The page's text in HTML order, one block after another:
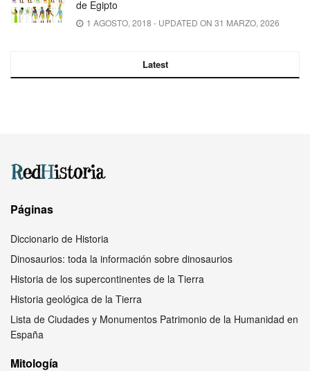
de Egipto
1 AGOSTO, 2018 - UPDATED ON 31 MARZO, 2026
Latest
Páginas
Diccionario de Historia
Dinosaurios: toda la información sobre dinosaurios
Historia de los supercontinentes de la Tierra
Historia geológica de la Tierra
Lista de Ciudades y Monumentos Patrimonio de la Humanidad en
España
Mitología